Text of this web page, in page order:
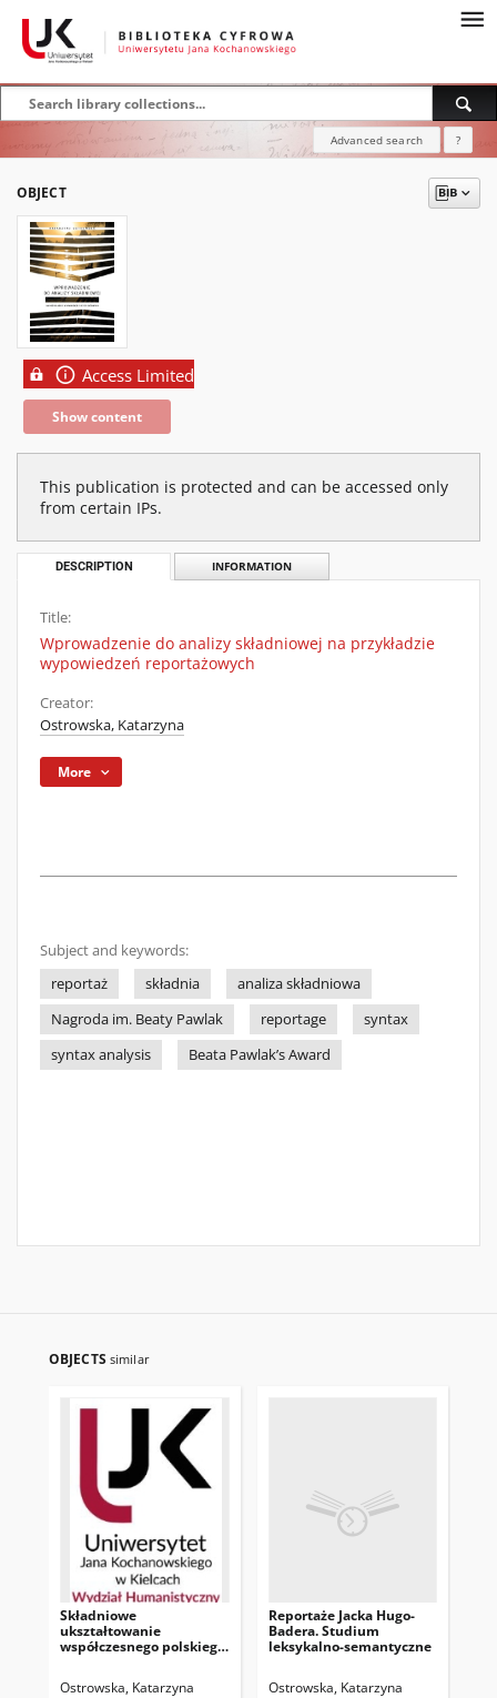
Advanced search ?
OBJECT
Access Limited
Show content
This publication is protected and can be accessed only
from certain IPs.
DESCRIPTION INFORMATION
Title:
Wprowadzenie do analizy składniowej na przykładzie
wypowiedzeń reportażowych
Creator:
Ostrowska, Katarzyna
More
Subject and keywords:
reportaż
składnia
analiza składniowa
Nagroda im. Beaty Pawlak
reportage
syntax
syntax analysis
Beata Pawlak’s Award
OBJECTS similar
Składniowe
ukształtowanie
współczesnego polskiego
Ostrowska, Katarzyna
Reportaże Jacka Hugo-
Badera. Studium
leksykalno-semantyczne
Ostrowska, Katarzyna